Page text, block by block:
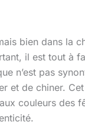
bien dans la
il est tout à
n’est pas
et de chiner.
couleurs